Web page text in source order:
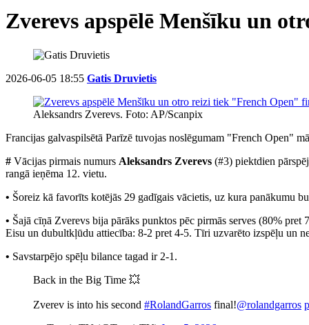
Zverevs apspēlē Menšīku un
2026-06-05 18:55 Gatis Druvietis
Aleksandrs Zverevs. Foto: AP/Scanpix
Francijas galvaspilsētā Parīzē tuvojas noslēgumam "French Open"
# Vācijas pirmais numurs Aleksandrs Zverevs (#3) piektdien
rangā ieņēma 12. vietu.
• Šoreiz kā favorīts kotējās 29 gadīgais vācietis, uz kura panākumu
• Šajā cīņā Zverevs bija pārāks punktos pēc pirmās serves (80%
Eisu un dubultkļūdu attiecība: 8-2 pret 4-5. Tīri uzvarēto izspēļu un
• Savstarpējo spēļu bilance tagad ir 2-1.
Back in the Big Time 💥
Zverev is into his second #RolandGarros final!@rolandgarros